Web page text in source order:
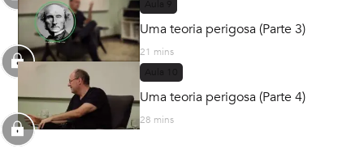
Uma teoria perigosa (Parte 3)
21 mins
Uma teoria perigosa (Parte 4)
28 mins